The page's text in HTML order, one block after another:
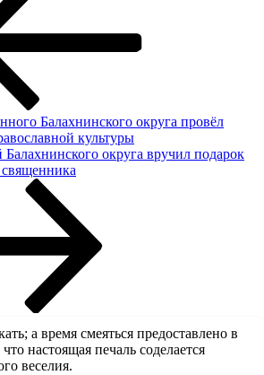
Балахнинского округа провёл
культуры
округа вручил подарок
а время смеяться предоставлено в
настоящая печаль соделается
веселия.